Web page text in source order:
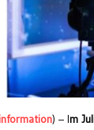
) – Im